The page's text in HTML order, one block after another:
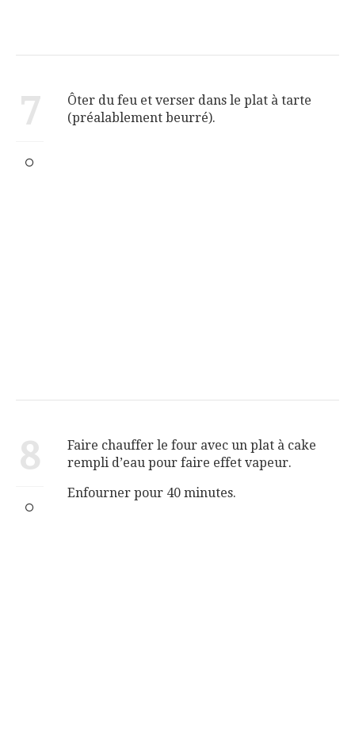
7
Ôter du feu et verser dans le plat à tarte
(préalablement beurré).
8
Faire chauffer le four avec un plat à cake
rempli d’eau pour faire effet vapeur.
Enfourner pour 40 minutes.